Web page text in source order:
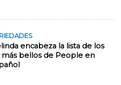
encabeza la lista de los
más bellos de People en